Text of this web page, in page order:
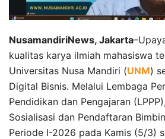
NusamandiriNews, Jakarta
kualitas karya ilmiah mahasiswa
Universitas Nusa Mandiri (UNM)
Digital Bisnis. Melalui Lembaga
Pendidikan dan Pengajaran
Sosialisasi dan Pendaftaran
Periode I-2026 pada Kamis (5/3)